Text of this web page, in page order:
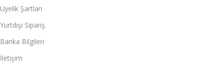
Üyelik Şartları
Yurtdışı Sipariş
Banka Bilgileri
İletişim